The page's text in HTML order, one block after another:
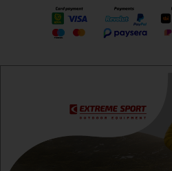
Екстрем спорт ЕООД,
гр. София, Овча купел,
гр.София,бул. Дондуков 42,